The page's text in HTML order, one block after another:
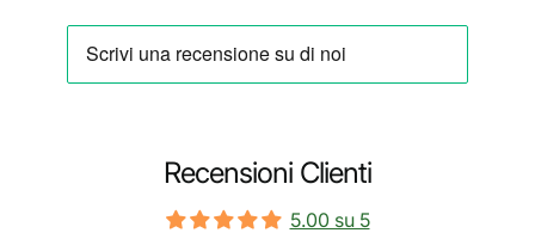
Recensioni Clienti
5.00 su 5